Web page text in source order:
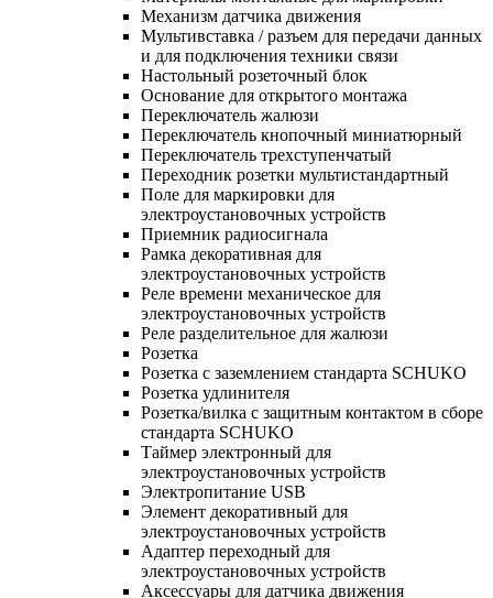
Механизм датчика движения
Мультивставка / разъем для передачи данных
и для подключения техники связи
Настольный розеточный блок
Основание для открытого монтажа
Переключатель жалюзи
Переключатель кнопочный миниатюрный
Переключатель трехступенчатый
Переходник розетки мультистандартный
Поле для маркировки для
электроустановочных устройств
Приемник радиосигнала
Рамка декоративная для
электроустановочных устройств
Реле времени механическое для
электроустановочных устройств
Реле разделительное для жалюзи
Розетка
Розетка с заземлением стандарта SCHUKO
Розетка удлинителя
Розетка/вилка с защитным контактом в сборе
стандарта SCHUKO
Таймер электронный для
электроустановочных устройств
Электропитание USB
Элемент декоративный для
электроустановочных устройств
Адаптер переходный для
электроустановочных устройств
Аксессуары для датчика движения